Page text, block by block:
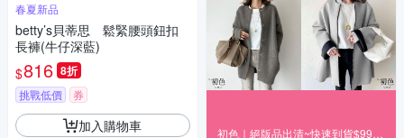
春夏新品
betty’s貝蒂思 鬆緊腰頭鈕扣
長褲(牛仔深藍)
$816 8折
挑戰低價 券
加入購物車